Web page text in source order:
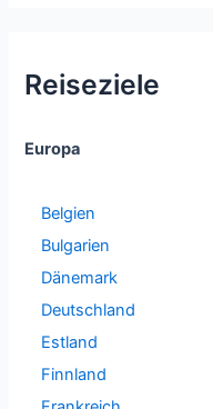
Reiseziele
Europa
Belgien
Bulgarien
Dänemark
Deutschland
Estland
Finnland